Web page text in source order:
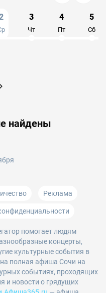
3
Чт
4
Пт
5
Сб
найдены
Реклама
помогает людям
концерты,
культурные события в
полная афиша Сочи на
событиях, проходящих
и новости о грядущих